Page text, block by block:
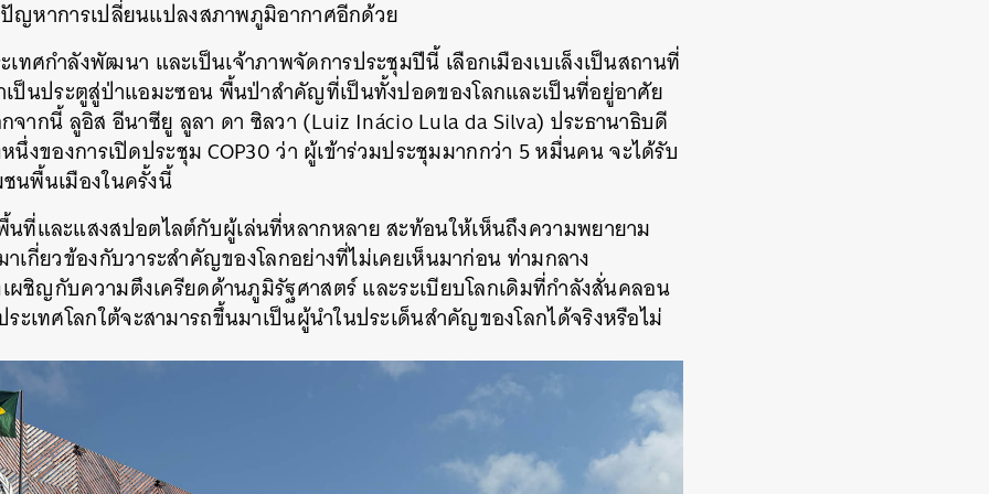
ญหาการเปลี่ยนแปลงสภาพภูมิอากาศอีกด้วย
เทศกำลังพัฒนา และเป็นเจ้าภาพจัดการประชุมปีนี้ เลือกเมืองเบเล็งเป็นสถานที่
ป็นประตูสู่ป่าแอมะซอน พื้นป่าสำคัญที่เป็นทั้งปอดของโลกและเป็นที่อยู่อาศัย
จากนี้ลูอิส อีนาซียู ลูลา ดา ซิลวา (Luiz Inácio Lula da Silva) ประธานาธิบดี
นึ่งของการเปิดประชุม COP30 ว่า ผู้เข้าร่วมประชุมมากกว่า 5 หมื่นคน จะได้รับ
นพื้นเมืองในครั้งนี้
ที่และแสงสปอตไลต์กับผู้เล่นที่หลากหลาย สะท้อนให้เห็นถึงความพยายาม
าเกี่ยวข้องกับวาระสำคัญของโลกอย่างที่ไม่เคยเห็นมาก่อน ท่ามกลาง
ผชิญกับความตึงเครียดด้านภูมิรัฐศาสตร์ และระเบียบโลกเดิมที่กำลังสั่นคลอน
เทศโลกใต้จะสามารถขึ้นมาเป็นผู้นำในประเด็นสำคัญของโลกได้จริงหรือไม่